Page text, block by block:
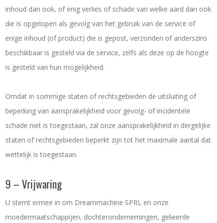
inhoud dan ook, of enig verlies of schade van welke aard dan ook
die is opgelopen als gevolg van het gebruik van de service of
enige inhoud (of product) die is gepost, verzonden of anderszins
beschikbaar is gesteld via de service, zelfs als deze op de hoogte
is gesteld van hun mogelijkheid.
Omdat in sommige staten of rechtsgebieden de uitsluiting of
beperking van aansprakelijkheid voor gevolg- of incidentele
schade niet is toegestaan, zal onze aansprakelijkheid in dergelijke
staten of rechtsgebieden beperkt zijn tot het maximale aantal dat
wettelijk is toegestaan.
9 – Vrijwaring
U stemt ermee in om Dreammachine SPRL en onze
moedermaatschappijen, dochterondernemingen, gelieerde